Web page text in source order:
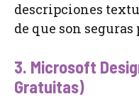
descripciones
de que son
3. Microsoft
Gratuitas)